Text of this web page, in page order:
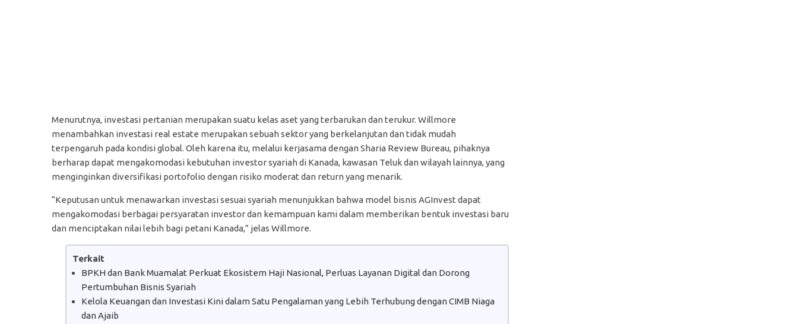
Menurutnya, investasi pertanian merupakan suatu kelas aset yang terbarukan dan terukur. Willmore
menambahkan investasi real estate merupakan sebuah sektor yang berkelanjutan dan tidak mudah
terpengaruh pada kondisi global. Oleh karena itu, melalui kerjasama dengan Sharia Review Bureau, pihaknya
berharap dapat mengakomodasi kebutuhan investor syariah di Kanada, kawasan Teluk dan wilayah lainnya, yang
menginginkan diversifikasi portofolio dengan risiko moderat dan return yang menarik.
“Keputusan untuk menawarkan investasi sesuai syariah menunjukkan bahwa model bisnis AGInvest dapat
mengakomodasi berbagai persyaratan investor dan kemampuan kami dalam memberikan bentuk investasi baru
dan menciptakan nilai lebih bagi petani Kanada,” jelas Willmore.
Terkait
BPKH dan Bank Muamalat Perkuat Ekosistem Haji Nasional, Perluas Layanan Digital dan Dorong
Pertumbuhan Bisnis Syariah
Kelola Keuangan dan Investasi Kini dalam Satu Pengalaman yang Lebih Terhubung dengan CIMB Niaga
dan Ajaib